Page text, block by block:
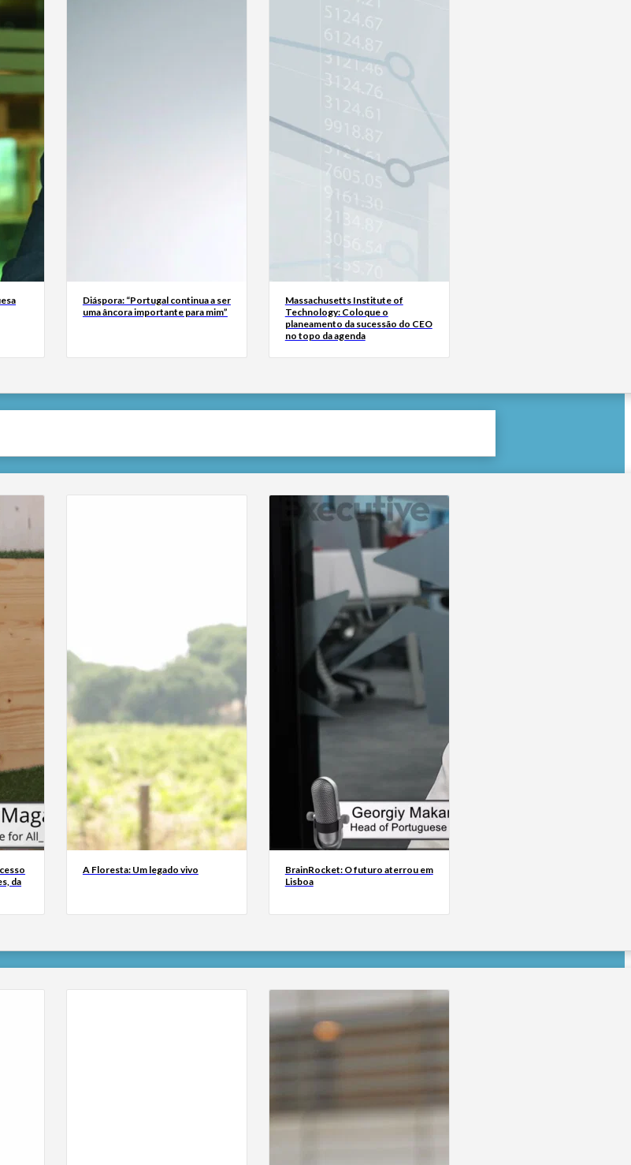
Diáspora: “Portugal continua a ser
uma âncora importante para mim”
Massachusetts Institute of
Technology: Coloque o
planeamento da sucessão do CEO
no topo da agenda
da
A Floresta: Um legado vivo
BrainRocket: O futuro aterrou em
Lisboa